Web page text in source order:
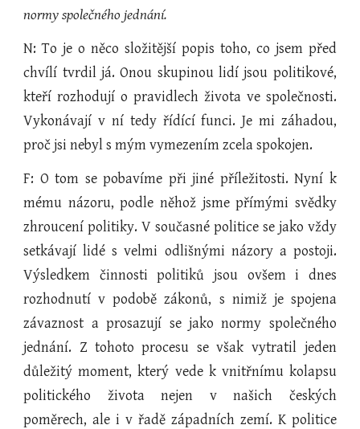
normy společného jednání.
N: To je o něco složitější popis toho, co jsem před
chvílí tvrdil já. Onou skupinou lidí jsou politikové,
kteří rozhodují o pravidlech života ve společnosti.
Vykonávají v ní tedy řídící funci. Je mi záhadou,
proč jsi nebyl s mým vymezením zcela spokojen.
F: O tom se pobavíme při jiné příležitosti. Nyní k
mému názoru, podle něhož jsme přímými svědky
zhroucení politiky. V současné politice se jako vždy
setkávají lidé s velmi odlišnými názory a postoji.
Výsledkem činnosti politiků jsou ovšem i dnes
rozhodnutí v podobě zákonů, s nimiž je spojena
závaznost a prosazují se jako normy společného
jednání. Z tohoto procesu se však vytratil jeden
důležitý moment, který vede k vnitřnímu kolapsu
politického života nejen v našich českých
poměrech, ale i v řadě západních zemí. K politice